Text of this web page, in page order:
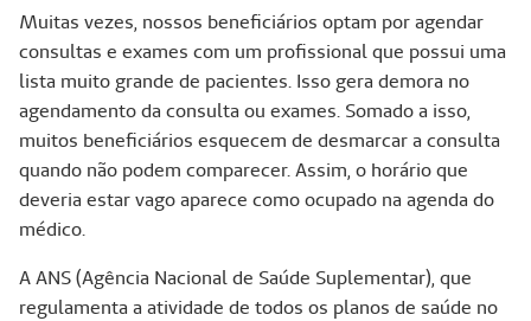
Muitas vezes, nossos beneficiários optam por agendar
consultas e exames com um profissional que possui uma
lista muito grande de pacientes. Isso gera demora no
agendamento da consulta ou exames. Somado a isso,
muitos beneficiários esquecem de desmarcar a consulta
quando não podem comparecer. Assim, o horário que
deveria estar vago aparece como ocupado na agenda do
médico.
A ANS (Agência Nacional de Saúde Suplementar), que
regulamenta a atividade de todos os planos de saúde no